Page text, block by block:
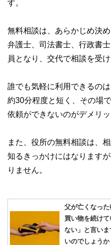
す。
無料相談は、あらかじめ決
弁護士、司法書士、行政書
員となり、交代で相談を受け
誰でも気軽に利用できるの
約30分程度と短く、その場
依頼ができないのがデメリッ
また、役所の無料相談は、
知るきっかけにはなります
りません。
父が亡くなっ
買い物を続け
ない」と言い
いのでしょうか